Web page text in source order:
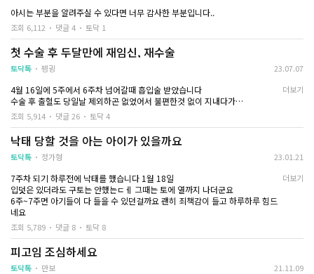
아시는 부분을 알려주실 수 있다면 너무 감사한 부분입니다..
조회 6,112 댓글 4 토닥 1
첫 수술 후 두달만에 재임신, 재수술
토닥톡 펭귕 23.07.07
4월 16일에 5주에서 6주차 넘어갈때 흡입술 받았습니다
수술 후 출혈도 당일날 제외하곤 없었어서 불편한것 없이 지내다가
5주차인 5월 23일 바로 첫 생리 했습니다
그러고 두번째 생리 기다리며 6월 예정일이 되었는데 생리를 안하네요…
처음엔 하루 이틀이겠지 , 수술 받아서 주기가 틀려졌나 싶었어요
근데 일주일쯤 지나니까 증상들이 저번이랑 비슷하고 점점 불안해지고…
저는 가슴 통증이랑 피곤함이 엄청 심했거든요
저번엔 착상혈이 없었어서 잘 몰랐는데
이번에 예정일 전에 아주 희미하게 비쳤거든요
전 아무 생각 없이 생리하려나 하고 말았는데 바로 못 알아챈 제가 바보같네요…
빨리 알아차렸어야하는데…
또 수술 받아야 한다니 겁납니다…
저번엔 되게 무덤덤하게 받았고 수술후에도 아무렇지 않았습니다
그런데 또 라는 생각이 이번엔 좀 겁나네요…
제 몸도 걱정이고…
더보기
조회 5,914 댓글 26 토닥 4
낙태 당할 것을 아는 아이가 있을까요
토닥톡 정가형 23.01.21
7주차 되기 하루전에 낙태를 했습니다 1월 18일
입덧은 있더라도 구토는 안했는ㄷㅔ 그때는 토에 열까지 나더군요
6주~7주면 아기들이 다 들을 수 있던걸까요 괜히 죄책감이 들고 하루하루 힘드
네요
더보기
조회 5,789 댓글 8 토닥 8
피고임 조심하세요
토닥톡 만보 21.11.09